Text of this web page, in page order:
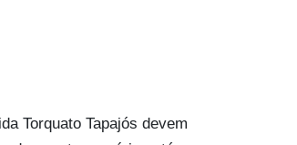
Torquato Tapajós devem